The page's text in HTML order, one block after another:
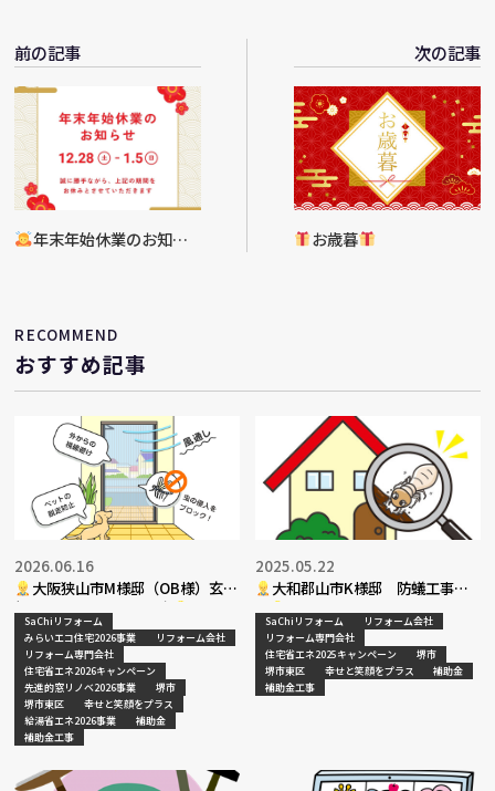
前の記事
年末年始休業のお知ら
次の記事
お歳暮
RECOMMEND
おすすめ記事
大阪狭山市M様邸（OB様）玄関
網戸リフォーム工事決定
2026.06.16
SaChiリフォーム
みらいエコ住宅2026事業
リフォーム会社
リフォーム専門会社
住宅省エネ2026キャンペーン
先進的窓リノベ2026事業
堺市
堺市東区
幸せと笑顔をプラス
給湯省エネ2026事業
補助金
補助金工事
大和郡山市K様邸 防蟻工事完
了
2025.05.22
SaChiリフォーム
リフォーム会社
リフォーム専門会社
住宅省エネ2025キャンペーン
堺市
堺市東区
幸せと笑顔をプラス
補助金
補助金工事